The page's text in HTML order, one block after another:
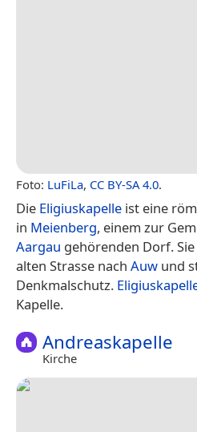
Foto: LuFiLa, CC BY-SA 4.0.
Die Eligiuskapelle ist eine
in Meienberg, einem zur
Aargau gehörenden Dorf.
alten Strasse nach Auw und
Denkmalschutz.
Kapelle.
Andreaskapelle
Kirche